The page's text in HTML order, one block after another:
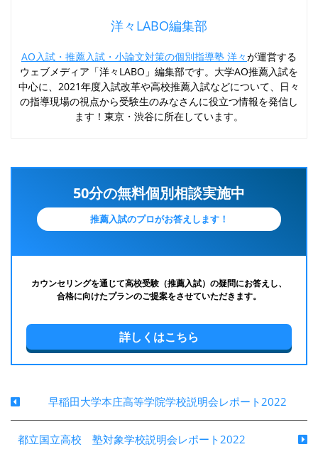
洋々LABO編集部
AO入試・推薦入試・小論文対策の個別指導塾 洋々が運営する
ウェブメディア「洋々LABO」編集部です。大学AO推薦入試を
中心に、2021年度入試改革や高校推薦入試などについて、日々
の指導現場の視点から受験生のみなさんに役立つ情報を発信し
ます！東京・渋谷に所在しています。
50分の無料個別相談実施中
推薦入試のプロがお答えします！
カウンセリングを通じて高校受験（推薦入試）の疑問にお答えし、
合格に向けたプランのご提案をさせていただきます。
詳しくはこちら
早稲田大学本庄高等学院学校説明会レポート2022
都立国立高校 塾対象学校説明会レポート2022